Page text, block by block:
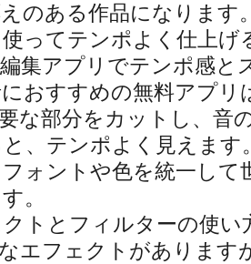
のある作品になります
ってテンポよく仕上げ
集アプリでテンポ感と
おすすめの無料アプリ
な部分をカットし、音
と、テンポよく見えま
ォントや色を統一して
。
トとフィルターの使い
エフェクトがあります